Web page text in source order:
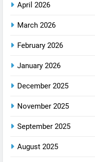
April 2026
March 2026
February 2026
January 2026
December 2025
November 2025
September 2025
August 2025